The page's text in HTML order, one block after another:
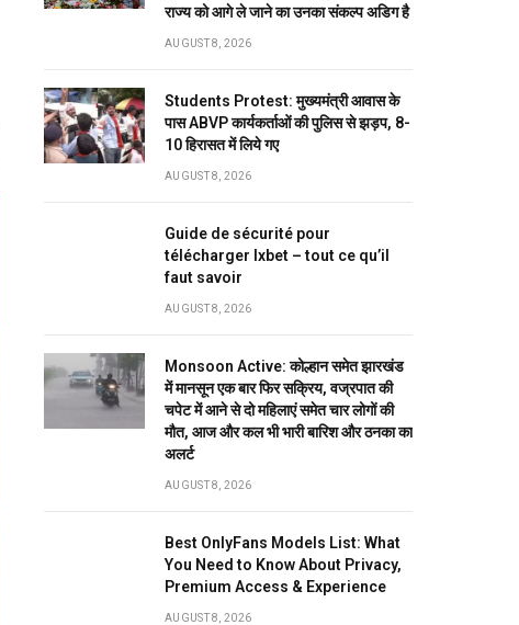
राज्य को आगे ले जाने का उनका संकल्प अडिग है
AUGUST 8, 2026
Students Protest: मुख्यमंत्री आवास के
पास ABVP कार्यकर्ताओं की पुलिस से झड़प, 8-
10 हिरासत में लिये गए
AUGUST 8, 2026
Guide de sécurité pour
télécharger Ixbet – tout ce qu’il
faut savoir
AUGUST 8, 2026
Monsoon Active: कोल्हान समेत झारखंड
में मानसून एक बार फिर सक्रिय, वज्रपात की
चपेट में आने से दो महिलाएं समेत चार लोगों की
मौत, आज और कल भी भारी बारिश और ठनका का
अलर्ट
AUGUST 8, 2026
Best OnlyFans Models List: What
You Need to Know About Privacy,
Premium Access & Experience
AUGUST 8, 2026